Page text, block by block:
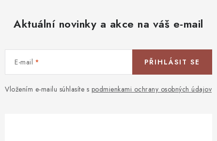
Aktuální novinky a akce na váš e-mail
E-mail
Vložením e-mailu súhlasíte s podmienkami ochrany osobných údajov
PŘIHLÁSIT SE